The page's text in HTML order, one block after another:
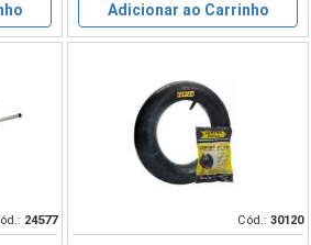
Adicionar ao Carrinho
24577 Cód.: 30120